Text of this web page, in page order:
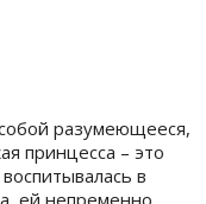
разумеющееся,
принцесса – это
в